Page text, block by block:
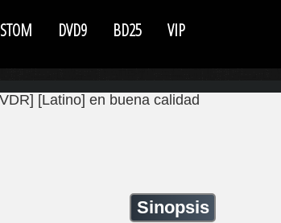
DVD9 BD25 VIP
[Latino] en buena calidad
Sinopsis